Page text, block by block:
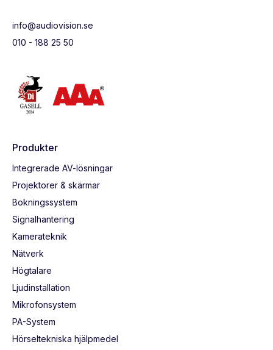
info@audiovision.se
010 - 188 25 50
Produkter
Integrerade AV-lösningar
Projektorer & skärmar
Bokningssystem
Signalhantering
Kamerateknik
Nätverk
Högtalare
Ljudinstallation
Mikrofonsystem
PA-System
Hörseltekniska hjälpmedel